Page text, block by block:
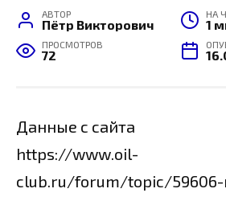
АВТОР
Пётр Викторович
НА
1
ПРОСМОТРОВ
72
Данные с сайта
https://www.oil-
club.ru/forum/topic/